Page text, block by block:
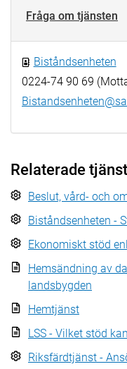
Fråga om tjänsten
Biståndsenheten
0224-74 90 69
Relaterade
Beslut, vård- och
Biståndsenheten -
Ekonomiskt stöd
Hemsändning av
landsbygden
Hemtjänst
LSS - Vilket stöd
Riksfärdtjänst -